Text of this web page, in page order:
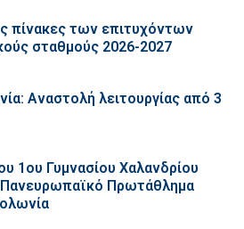
πίνακες των επιτυχόντων
σταθμούς 2026-2027
Αναστολή λειτουργίας από 3
1ου Γυμνασίου Χαλανδρίου
Πανευρωπαϊκό Πρωτάθλημα